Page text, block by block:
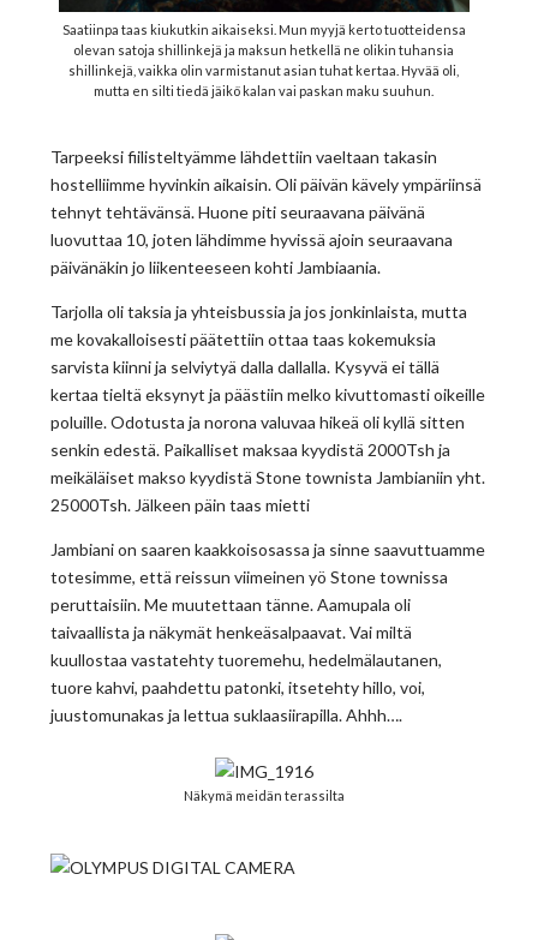
Saatiinpa taas kiukutkin aikaiseksi. Mun myyjä kerto tuotteidensa
olevan satoja shillinkejä ja maksun hetkellä ne olikin tuhansia
shillinkejä, vaikka olin varmistanut asian tuhat kertaa. Hyvää oli,
mutta en silti tiedä jäikö kalan vai paskan maku suuhun.
Tarpeeksi fiilisteltyämme lähdettiin vaeltaan takasin
hostelliimme hyvinkin aikaisin. Oli päivän kävely ympäriinsä
tehnyt tehtävänsä. Huone piti seuraavana päivänä
luovuttaa 10, joten lähdimme hyvissä ajoin seuraavana
päivänäkin jo liikenteeseen kohti Jambiaania.
Tarjolla oli taksia ja yhteisbussia ja jos jonkinlaista, mutta
me kovakalloisesti päätettiin ottaa taas kokemuksia
sarvista kiinni ja selviytyä dalla dallalla. Kysyvä ei tällä
kertaa tieltä eksynyt ja päästiin melko kivuttomasti oikeille
poluille. Odotusta ja norona valuvaa hikeä oli kyllä sitten
senkin edestä. Paikalliset maksaa kyydistä 2000Tsh ja
meikäläiset makso kyydistä Stone townista Jambianiin yht.
25000Tsh. Jälkeen päin taas mietti
Jambiani on saaren kaakkoisosassa ja sinne saavuttuamme
totesimme, että reissun viimeinen yö Stone townissa
peruttaisiin. Me muutettaan tänne. Aamupala oli
taivaallista ja näkymät henkeäsalpaavat. Vai miltä
kuullostaa vastatehty tuoremehu, hedelmälautanen,
tuore kahvi, paahdettu patonki, itsetehty hillo, voi,
juustomunakas ja lettua suklaasiirapilla. Ahhh….
Näkymä meidän terassilta